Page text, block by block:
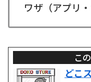
ワザ（アプリ
こ
どこ